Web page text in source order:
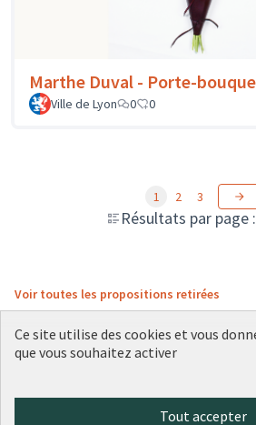
Marthe Duval - Porte-
Ville de Lyon 0 0
Résultats par page :
1 2 3
Voir toutes les propositions retirées
Ce site utilise des cookies et vous
que vous souhaitez activer
Tout accepter